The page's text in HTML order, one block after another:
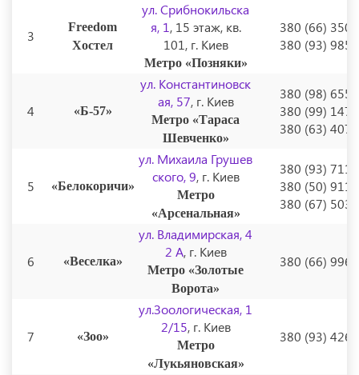
3
Freedom
Хостел
ул. Срибнокильска
я, 1, 15 этаж, кв.
101, г. Киев
Метро «Позняки»
380 (66)
380 (93)
4 «Б-57»
ул. Константиновск
ая, 57, г. Киев
Метро «Тараса
Шевченко»
380 (98)
380 (99)
380 (63)
5 «Белокоричи»
ул. Михаила Грушев
ского, 9, г. Киев
Метро
«Арсенальная»
380 (93)
380 (50)
380 (67)
6 «Веселка»
ул. Владимирская, 4
2 A, г. Киев
Метро «Золотые
Ворота»
380 (66)
7 «Зоо»
ул.Зоологическая, 1
2/15, г. Киев
Метро
«Лукьяновская»
380 (93)